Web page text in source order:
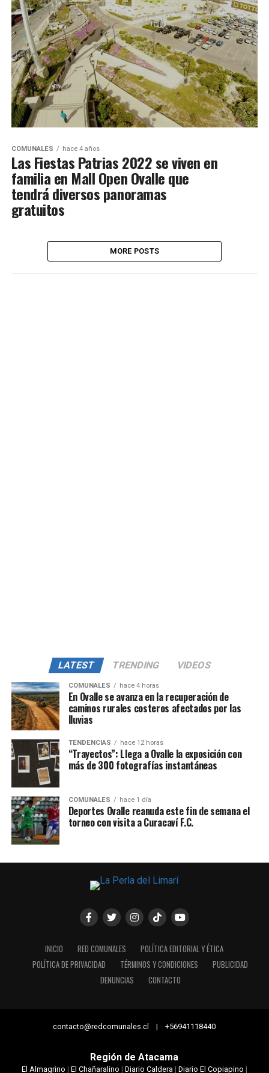
COMUNALES hace 4 años
Las Fiestas Patrias 2022 se viven en
familia en Mall Open Ovalle que
tendrá diversos panoramas
gratuitos
MORE POSTS
LATEST TRENDING VIDEOS
COMUNALES hace 4 horas
En Ovalle se avanza en la recuperación de
caminos rurales costeros afectados por las
lluvias
TENDENCIAS hace 12 horas
“Trayectos”: Llega a Ovalle la exposición con
más de 300 fotografías instantáneas
COMUNALES hace 1 día
Deportes Ovalle reanuda este fin de semana el
torneo con visita a Curacaví F.C.
INICIO RED COMUNALES
POLÍTICA EDITORIAL Y ÉTICA
POLÍTICA DE PRIVACIDAD
TÉRMINOS Y CONDICIONES
PUBLICIDAD
DENUNCIAS
CONTACTO
contacto@redcomunales.cl | +56941118440
Región de Atacama
El Almagrino | El Chañaralino | Diario Caldera | Diario El Copiapino |